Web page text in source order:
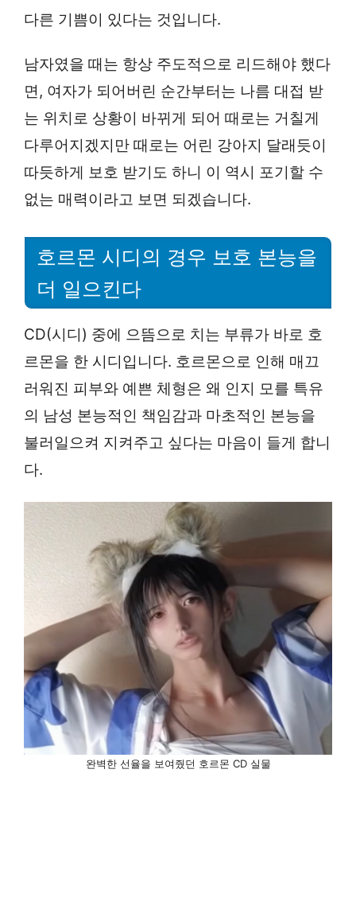
다른 기쁨이 있다는 것입니다.
남자였을 때는 항상 주도적으로 리드해야 했다
면, 여자가 되어버린 순간부터는 나름 대접 받
는 위치로 상황이 바뀌게 되어 때로는 거칠게
다루어지겠지만 때로는 어린 강아지 달래듯이
따듯하게 보호 받기도 하니 이 역시 포기할 수
없는 매력이라고 보면 되겠습니다.
호르몬 시디의 경우 보호 본능을
더 일으킨다
CD(시디) 중에 으뜸으로 치는 부류가 바로 호
르몬을 한 시디입니다. 호르몬으로 인해 매끄
러워진 피부와 예쁜 체형은 왜 인지 모를 특유
의 남성 본능적인 책임감과 마초적인 본능을
불러일으켜 지켜주고 싶다는 마음이 들게 합니
다.
완벽한 선율을 보여줬던 호르몬 CD 실물